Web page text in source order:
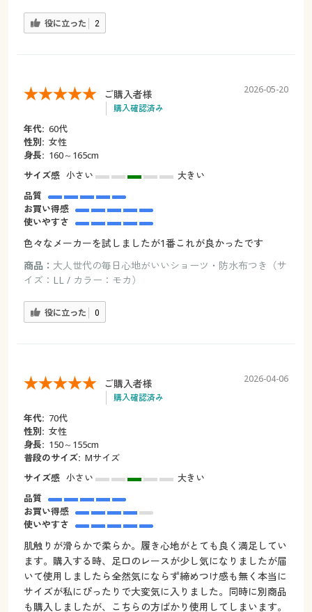
役に立った 2
ご購入者様
購入確認済み
2026-05-20
年代: 60代
性別: 女性
身長: 160～165cm
サイズ感 小さい
大きい
品質
お買い得感
使いやすさ
色々なメーカーを試しましたが1番これが良かったです
商品： 大人世代の毎日心地がいいショーツ・防水布つき（サ
イズ：LL / カラー：モカ）
役に立った 0
ご購入者様
購入確認済み
2026-04-06
年代: 70代
性別: 女性
身長: 150～155cm
普段のサイズ: Mサイズ
サイズ感 小さい
大きい
品質
お買い得感
使いやすさ
肌触りが滑らかで柔らか。履き心地がとても良く満足してい
ます。購入する時、足口のレースが少し気になりましたが届
いて使用しましたら全然気にならず締めつけ感も無く本当に
サイズが私にぴったりで大変気に入りました。同時に別商品
も購入しましたが、こちらの方ばかり使用してしまいます。